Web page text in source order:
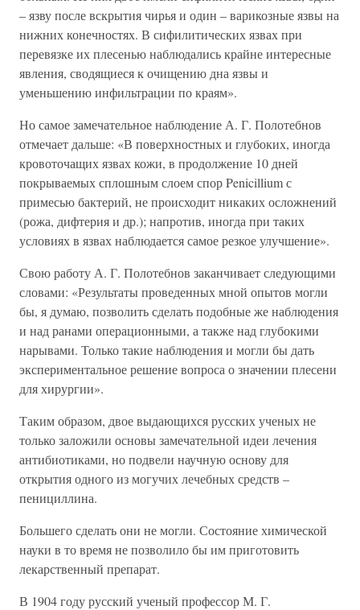
– язву после вскрытия чирья и один – варикозные язвы на
нижних конечностях. В сифилитических язвах при
перевязке их плесенью наблюдались крайне интересные
явления, сводящиеся к очищению дна язвы и
уменьшению инфильтрации по краям».
Но самое замечательное наблюдение А. Г. Полотебнов
отмечает дальше: «В поверхностных и глубоких, иногда
кровоточащих язвах кожи, в продолжение 10 дней
покрываемых сплошным слоем спор Penicillium с
примесью бактерий, не происходит никаких осложнений
(рожа, дифтерия и др.); напротив, иногда при таких
условиях в язвах наблюдается самое резкое улучшение».
Свою работу А. Г. Полотебнов заканчивает следующими
словами: «Результаты проведенных мной опытов могли
бы, я думаю, позволить сделать подобные же наблюдения
и над ранами операционными, а также над глубокими
нарывами. Только такие наблюдения и могли бы дать
экспериментальное решение вопроса о значении плесени
для хирургии».
Таким образом, двое выдающихся русских ученых не
только заложили основы замечательной идеи лечения
антибиотиками, но подвели научную основу для
открытия одного из могучих лечебных средств –
пенициллина.
Большего сделать они не могли. Состояние химической
науки в то время не позволило бы им приготовить
лекарственный препарат.
В 1904 году русский ученый профессор М. Г.